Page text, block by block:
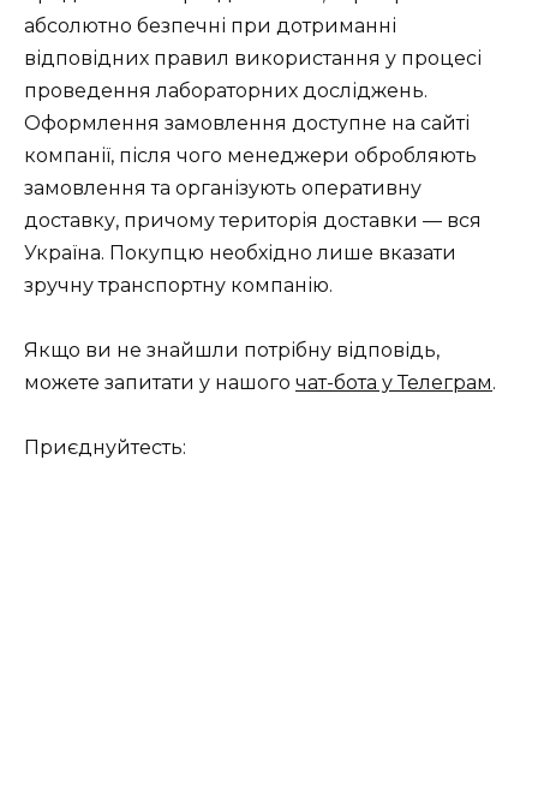
абсолютно безпечні при дотриманні
відповідних правил використання у процесі
проведення лабораторних досліджень.
Оформлення замовлення доступне на сайті
компанії, після чого менеджери обробляють
замовлення та організують оперативну
доставку, причому територія доставки — вся
Україна. Покупцю необхідно лише вказати
зручну транспортну компанію.
Якщо ви не знайшли потрібну відповідь,
можете запитати у нашого чат-бота у Телеграм.
Приєднуйтесть: